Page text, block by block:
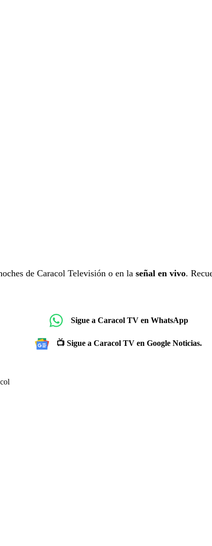
de Caracol Televisión o en la señal en vivo.
Sigue a Caracol TV en WhatsApp
📺 Sigue a Caracol TV en Google Noticias.